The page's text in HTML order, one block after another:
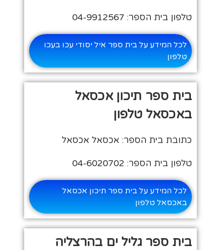
טלפון בית הספר: 04-9912567
לכל המידע על בית ספר איל יסודי עכו בעכו
טלפון
בית ספר תיכון אכסאל
באכסאל טלפון
כתובת בית הספר: אכסאל אכסאל
טלפון בית הספר: 04-6020702
לכל המידע על בית ספר תיכון אכסאל
באכסאל טלפון
בית ספר גליל ים בהרצליה